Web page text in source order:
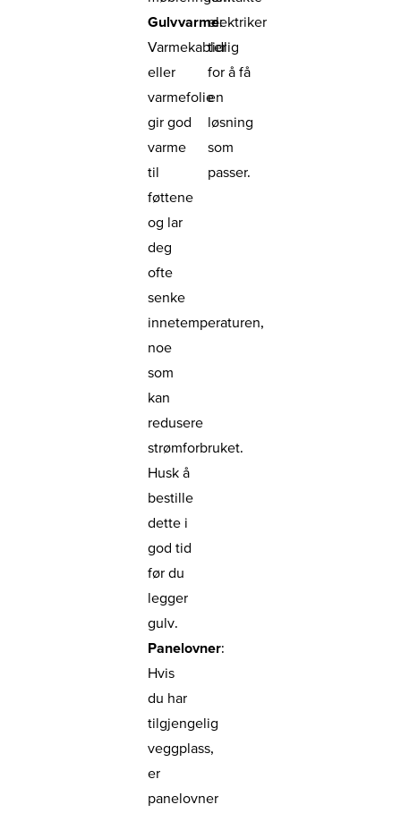
Gulvvarme:
Varmekabler
eller
varmefolie
gir god
varme
til
føttene
og lar
deg
ofte
senke
innetemperaturen,
noe
som
kan
redusere
strømforbruket.
Husk å
bestille
dette i
god tid
før du
legger
gulv.
Panelovner:
Hvis
du har
tilgjengelig
veggplass,
er
panelovner
elektriker
tidlig
for å få
en
løsning
som
passer.